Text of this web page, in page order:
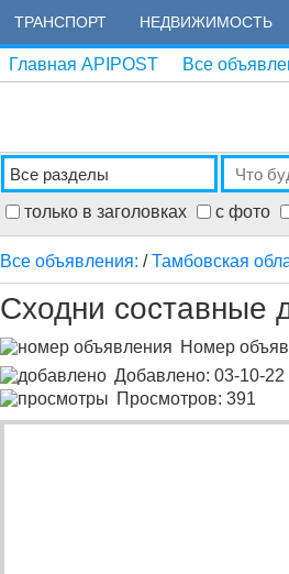
ТРАНСПОРТ НЕДВИЖИМОСТЬ
Главная APIPOST Все
только в заголовках с фото
Все объявления: /Тамбовская
Сходни составные
Номер
Добавлено: 03-10-22
Просмотров: 391